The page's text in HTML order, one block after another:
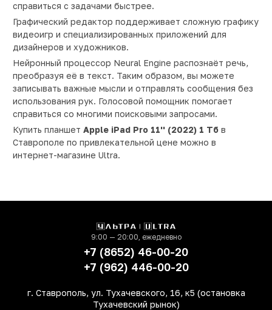
справиться с задачами быстрее.
Графический редактор поддерживает сложную графику
видеоигр и специализированных приложений для
дизайнеров и художников.
Нейронный процессор Neural Engine распознаёт речь,
преобразуя её в текст. Таким образом, вы можете
записывать важные мысли и отправлять сообщения без
использования рук. Голосовой помощник помогает
справиться со многими поисковыми запросами.
Купить планшет Apple iPad Pro 11'' (2022) 1 Тб в
Ставрополе по привлекательной цене можно в
интернет-магазине Ultra.
9:00 — 20:00, ежедневно
+7 (8652) 46-00-20
+7 (962) 446-00-20
г. Ставрополь, ул. Тухачевского, 16, к5 (остановка
Тухачевский рынок)